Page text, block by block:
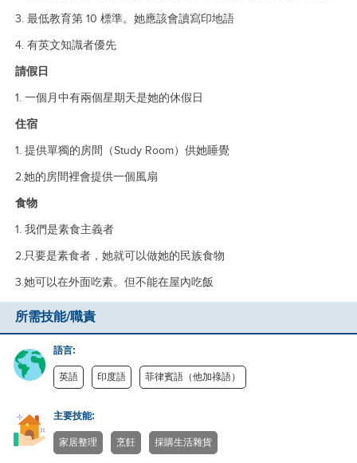
3. 最低教育第 10 標準。她應該會讀寫印地語
4. 有英文知識者優先
請假日
1. 一個月中有兩個星期天是她的休假日
住宿
1. 提供單獨的房間（Study Room）供她睡覺
2.她的房間裡會提供一個風扇
食物
1. 我們是素食主義者
2.只要是素食者，她就可以做她的民族食物
3.她可以在外面吃素。但不能在屋內吃飯
所需技能/職責
語言:
英語 印度語 菲律賓語（他加祿語）
主要技能:
家居整理 烹飪 採購生活雜貨